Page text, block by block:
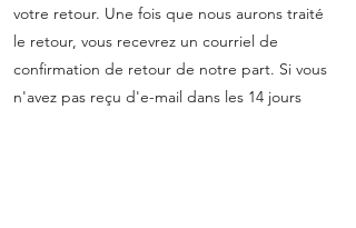
votre retour. Une fois que nous aurons traité
le retour, vous recevrez un courriel de
confirmation de retour de notre part. Si vous
n'avez pas reçu d'e-mail dans les 14 jours